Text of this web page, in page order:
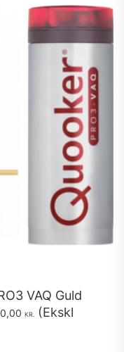
VAQ Guld
KR.
(Ekskl